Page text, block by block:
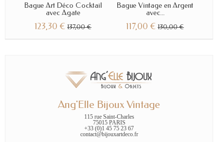
Bague Art Déco Cocktail
avec Agate
123,30 € 137,00 €
Bague Vintage en Argent
avec...
117,00 € 130,00 €
Ang'Elle Bijoux Vintage
115 rue Saint-Charles
75015 PARIS
+33 (0)1 45 75 23 67
contact@bijouxartdeco.fr